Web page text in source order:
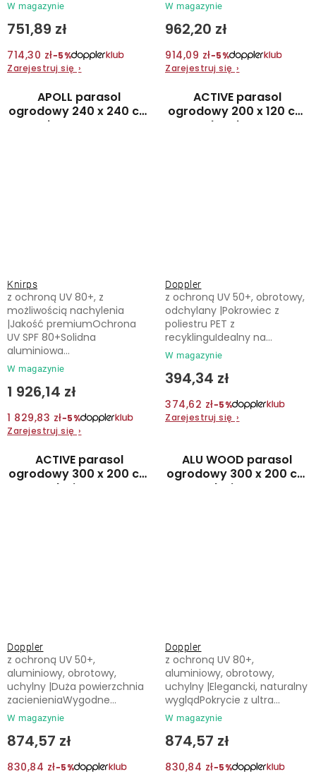
W magazynie
751,89 zł
714,30 zł−5%
Zarejestruj się ›
W magazynie
962,20 zł
914,09 zł−5%
Zarejestruj się ›
APOLL parasol
ogrodowy 240 x 240 cm
jasnoszary
Knirps
W magazynie
1 926,14 zł
1 829,83 zł−5%
Zarejestruj się ›
z ochroną UV 80+, z
możliwością nachylenia
|Jakość premiumOchrona
UV SPF 80+Solidna
aluminiowa...
ACTIVE parasol
ogrodowy 200 x 120 cm
bordowy
Doppler
W magazynie
394,34 zł
374,62 zł−5%
Zarejestruj się ›
z ochroną UV 50+, obrotowy,
odchylany |Pokrowiec z
poliestru PET z
recyklinguIdealny na...
ACTIVE parasol
ogrodowy 300 x 200 cm
beżowy
Doppler
W magazynie
874,57 zł
830,84 zł−5%
z ochroną UV 50+,
aluminiowy, obrotowy,
uchylny |Duża powierzchnia
zacienieniaWygodne...
ALU WOOD parasol
ogrodowy 300 x 200 cm
beżowy
Doppler
W magazynie
874,57 zł
830,84 zł−5%
z ochroną UV 80+,
aluminiowy, obrotowy,
uchylny |Elegancki, naturalny
wyglądPokrycie z ultra...